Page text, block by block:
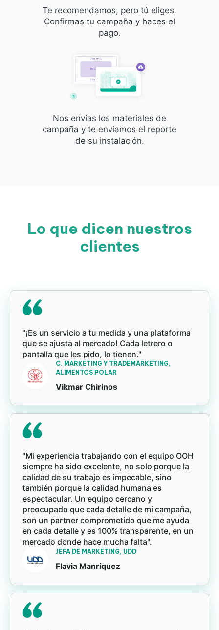
Te recomendamos, pero tú eliges.
Confirmas tu campaña y haces el
pago.
Nos envías los materiales de
campaña y te enviamos el reporte
de su instalación.
Lo que dicen nuestros
clientes
"¡Es un servicio a tu medida y una plataforma
que se ajusta al mercado! Cada letrero o
pantalla que les pido, lo tienen."
C. MARKETING Y TRADEMARKETING,
ALIMENTOS POLAR
Vikmar Chirinos
"Mi experiencia trabajando con el equipo OOH
siempre ha sido excelente, no solo porque la
calidad de su trabajo es impecable, sino
también porque la calidad humana es
espectacular. Un equipo cercano y
preocupado que cada detalle de mi campaña,
son un partner comprometido que me ayuda
en cada detalle y es 100% transparente, en un
mercado donde hace mucha falta".
JEFA DE MARKETING, UDD
Flavia Manriquez